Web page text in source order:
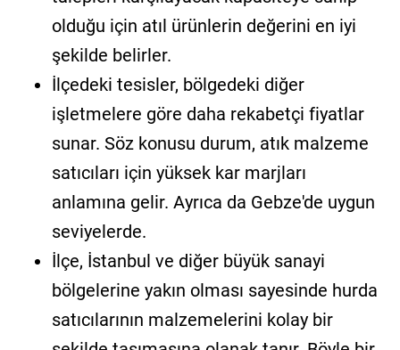
olduğu için atıl ürünlerin değerini en iyi
şekilde belirler.
İlçedeki tesisler, bölgedeki diğer
işletmelere göre daha rekabetçi fiyatlar
sunar. Söz konusu durum, atık malzeme
satıcıları için yüksek kar marjları
anlamına gelir. Ayrıca da Gebze'de uygun
seviyelerde.
İlçe, İstanbul ve diğer büyük sanayi
bölgelerine yakın olması sayesinde hurda
satıcılarının malzemelerini kolay bir